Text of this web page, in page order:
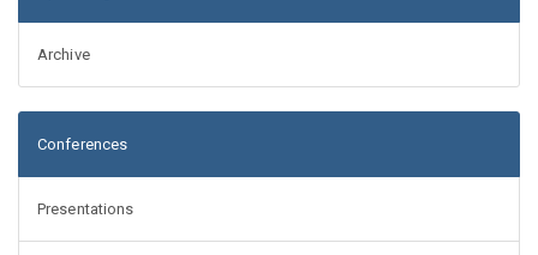
Archive
Conferences
Presentations